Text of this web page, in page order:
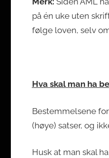
på én uke uten
følge loven, selv
Hva skal man ha
Bestemmelsene
(høye) satser, og
Husk at man skal